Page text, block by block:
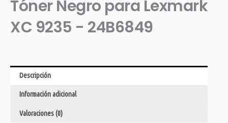
Tóner Negro para Lexmark
XC 9235 - 24B6849
Descripción
Información adicional
Valoraciones (0)